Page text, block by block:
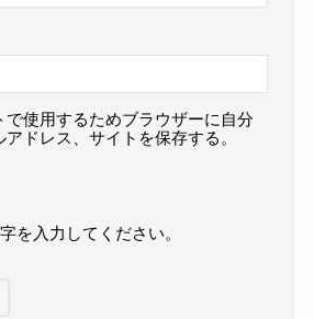
で使用するためブラウザーに自分
ドレス、サイトを保存する。
を入力してください。